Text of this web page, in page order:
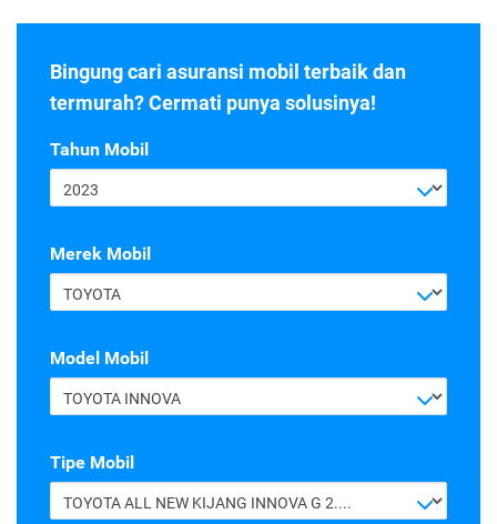
Bingung cari asuransi mobil terbaik dan
termurah? Cermati punya solusinya!
Tahun Mobil
2023
Merek Mobil
TOYOTA
Model Mobil
TOYOTA INNOVA
Tipe Mobil
TOYOTA ALL NEW KIJANG INNOVA G 2.4 A/T DIESEL